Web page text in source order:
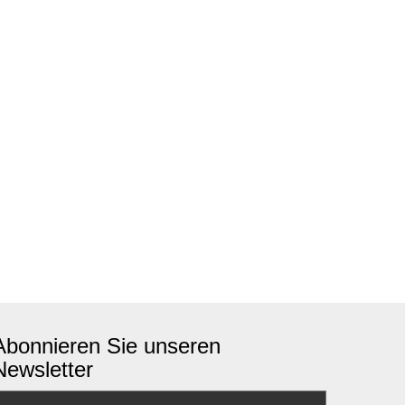
Sie unseren